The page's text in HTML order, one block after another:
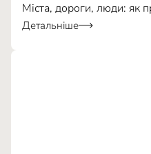
Міста, дороги, люди:
Детальніше